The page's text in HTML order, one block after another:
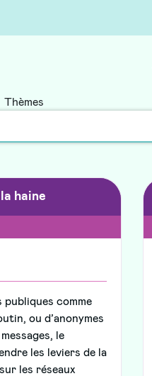
Thèmes
haine
publiques comme
ou d’anonymes
le
les leviers de la
les réseaux